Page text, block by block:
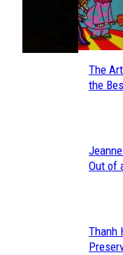
The
the
Out of
Thanh